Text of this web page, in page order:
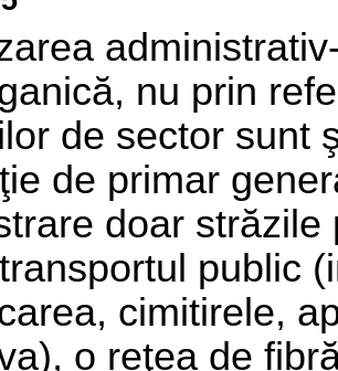
nu prin
de sector sunt
de primar
doar
public
cimitirele,
o reţea de